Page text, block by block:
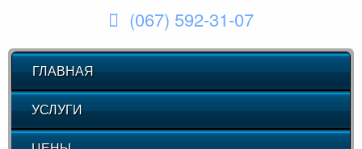
(067) 592-31-07
ГЛАВНАЯ
УСЛУГИ